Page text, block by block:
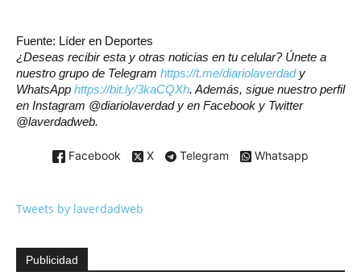
Fuente: Líder en Deportes
¿Deseas recibir esta y otras noticias en tu celular? Únete a
nuestro grupo de Telegram https://t.me/diariolaverdady
WhatsApp https://bit.ly/3kaCQXh. Además, sigue nuestro perfil
en Instagram @diariolaverdad y en Facebook y Twitter
@laverdadweb.
Facebook X Telegram Whatsapp
Tweets by laverdadweb
Publicidad